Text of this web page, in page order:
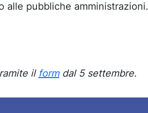
alle pubbliche amministrazioni.
il formdal 5 settembre.